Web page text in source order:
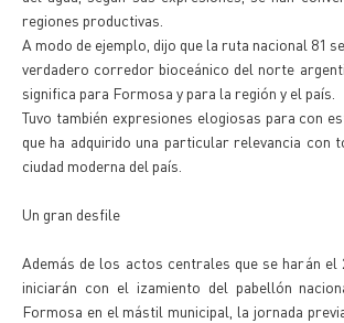
regiones productivas.
A modo de ejemplo, dijo que la ruta nacional 81
verdadero corredor bioceánico del norte
significa para Formosa y para la región y el país.
Tuvo también expresiones elogiosas para con
que ha adquirido una particular relevancia con
ciudad moderna del país.
Un gran desfile
Además de los actos centrales que se harán el
iniciarán con el izamiento del pabellón
Formosa en el mástil municipal, la jornada